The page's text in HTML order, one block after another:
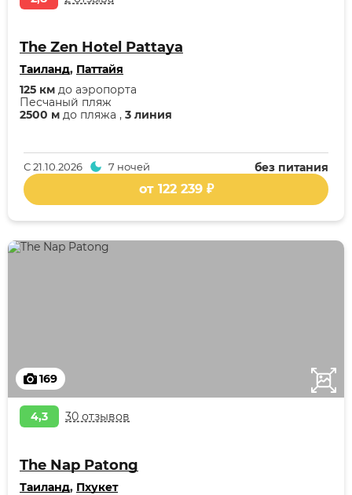
The Zen Hotel Pattaya
Таиланд, Паттайя
2500 м до пляжа , 3 линия
Песчаный пляж
125 км до аэропорта
без питания
С21.10.2026 7 ночей
от 122 239 ₽
169
4,3 30 отзывов
The Nap Patong
Таиланд, Пхукет